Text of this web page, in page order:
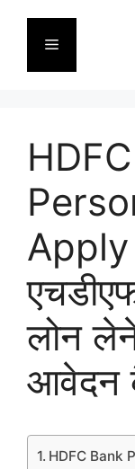
content
Menu
लोन
आवेदन
HDFC Bank